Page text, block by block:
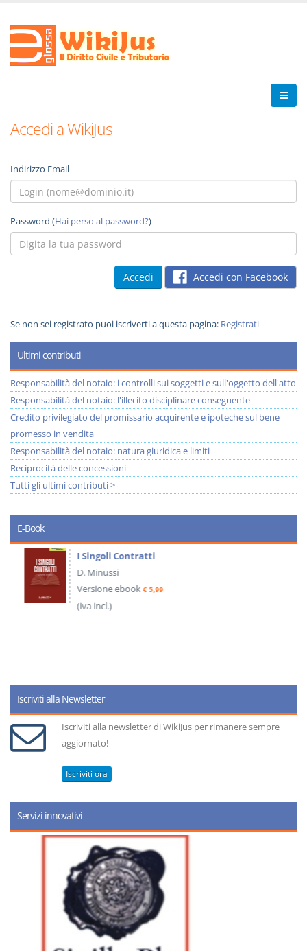
Accedi a WikiJus
Indirizzo Email
Password (Hai perso al password?)
Accedi con Facebook
Se non sei registrato puoi iscriverti a questa pagina: Registrati
Ultimi contributi
Responsabilità del notaio: i controlli sui soggetti e sull'oggetto dell'atto
Responsabilità del notaio: l'illecito disciplinare conseguente
Credito privilegiato del promissario acquirente e ipoteche sul bene
promesso in vendita
Responsabilità del notaio: natura giuridica e limiti
Reciprocità delle concessioni
Tutti gli ultimi contributi >
E-Book
I Singoli Contratti
D. Minussi
Versione ebook€ 5,99
(iva incl.)
Iscriviti alla Newsletter
Iscriviti alla newsletter di WikiJus per rimanere sempre
aggiornato!
Iscriviti ora
Servizi innovativi